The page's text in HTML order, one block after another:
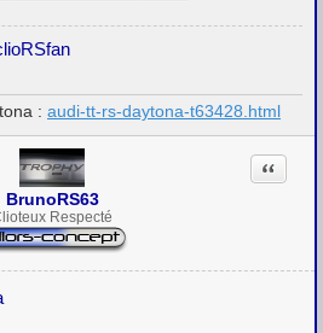
: audi-tt-rs-daytona-t63428.html
BrunoRS63
Respecté
Citation